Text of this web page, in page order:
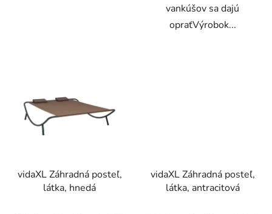
vankúšov sa dajú
opraťVýrobok...
vidaXL Záhradná posteľ,
látka, hnedá
vidaXL Záhradná posteľ,
látka, antracitová